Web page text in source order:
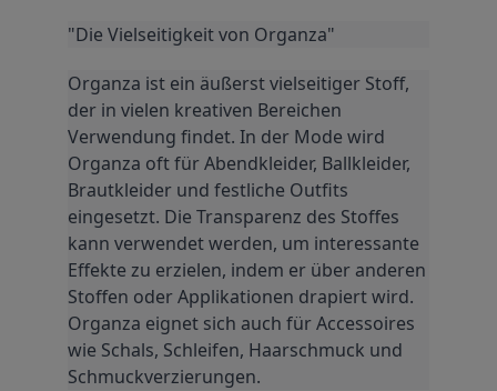
"Die Vielseitigkeit von Organza"
Organza ist ein äußerst vielseitiger Stoff,
der in vielen kreativen Bereichen
Verwendung findet. In der Mode wird
Organza oft für Abendkleider, Ballkleider,
Brautkleider und festliche Outfits
eingesetzt. Die Transparenz des Stoffes
kann verwendet werden, um interessante
Effekte zu erzielen, indem er über anderen
Stoffen oder Applikationen drapiert wird.
Organza eignet sich auch für Accessoires
wie Schals, Schleifen, Haarschmuck und
Schmuckverzierungen.